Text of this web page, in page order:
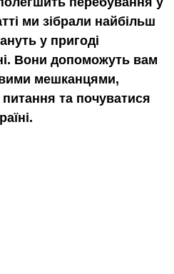
ми зібрали найбільш
у пригоді
Вони допоможуть вам
мешканцями,
та почуватися